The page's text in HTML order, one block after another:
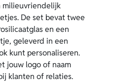
milieuvriendelijk
De set bevat twee
en een
geleverd in een
kunt personaliseren.
jouw logo of naam
klanten of relaties.